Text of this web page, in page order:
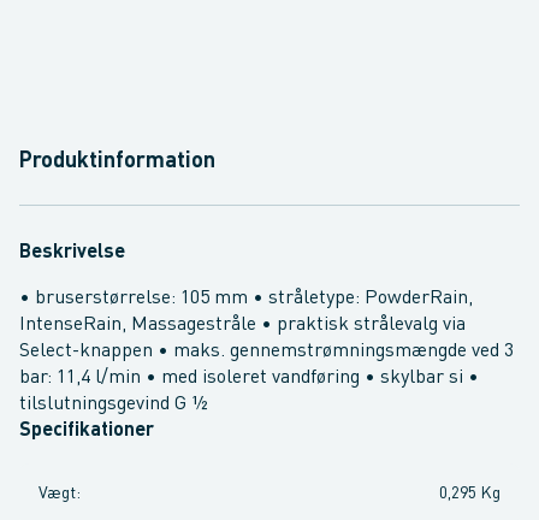
Produktinformation
Beskrivelse
• bruserstørrelse: 105 mm • stråletype: PowderRain,
IntenseRain, Massagestråle • praktisk strålevalg via
Select-knappen • maks. gennemstrømningsmængde ved 3
bar: 11,4 l/min • med isoleret vandføring • skylbar si •
tilslutningsgevind G ½
Specifikationer
Vægt: 0,295 Kg